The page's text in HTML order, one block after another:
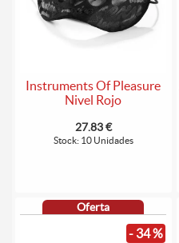
Instruments Of Pleasure
Nivel Rojo
27.83 €
Stock: 10 Unidades
Oferta
- 34 %